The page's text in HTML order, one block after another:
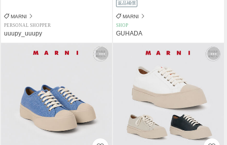
MARNI
PERSONAL SHOPPER
uuupy_uuupy
返品補償
MARNI
SHOP
GUHADA